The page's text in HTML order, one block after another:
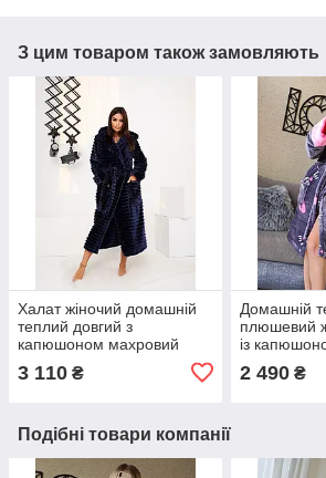
З цим товаром також замовляють
Халат жіночий домашній
теплий довгий з
капюшоном махровий
синій
3 110 ₴
Домашній
плюшевий
із
2 490₴
Подібні товари компанії